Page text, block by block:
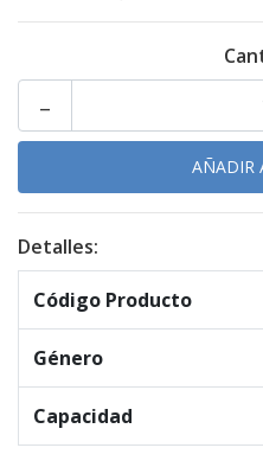
-
Detalles:
Código Producto
Género
Capacidad